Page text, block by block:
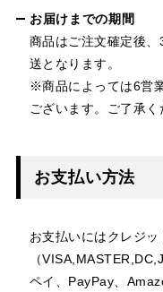
お届けまでの期間
商品はご注文確定後
送となります。
※商品によっては6営
ございます。ご了承く
お支払い方法
お支払いにはクレジッ
（
ペイ、PayPay、